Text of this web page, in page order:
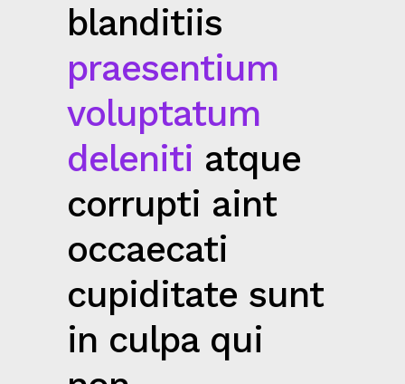
blanditiis
praesentium
voluptatum
deleniti atque
corrupti aint
occaecati
cupiditate sunt
in culpa qui